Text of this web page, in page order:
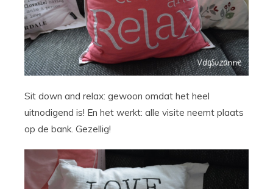
Sit down and relax: gewoon omdat het heel
uitnodigend is! En het werkt: alle visite neemt plaats
op de bank. Gezellig!